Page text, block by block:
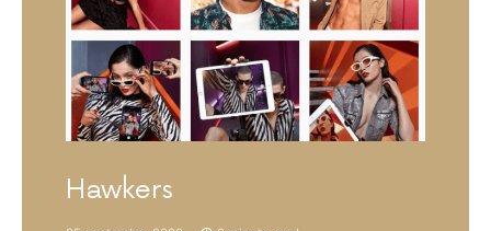
Hawkers